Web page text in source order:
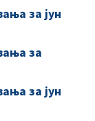
за јун
за
за јун